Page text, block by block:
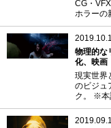
CG・
ホラーの
物理的な
化、映画
現実世界
のビジュ
ク。 ※本